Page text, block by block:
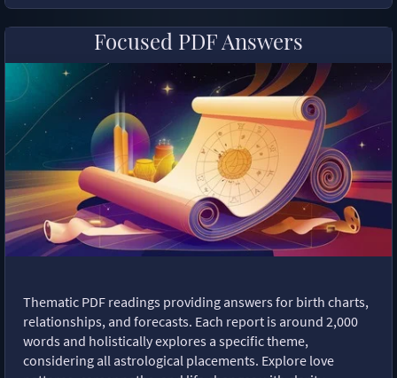
Focused PDF Answers
Thematic PDF readings providing answers for birth charts,
relationships, and forecasts. Each report is around 2,000
words and holistically explores a specific theme,
considering all astrological placements. Explore love